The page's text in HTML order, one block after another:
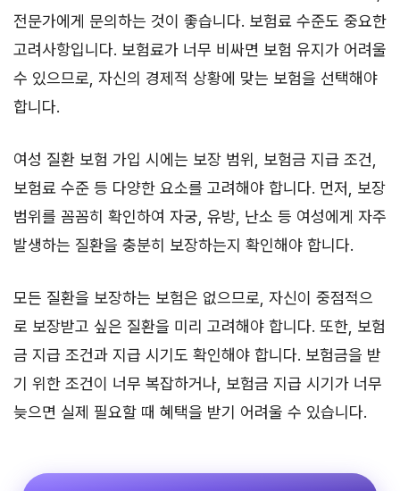
전문가에게 문의하는 것이 좋습니다. 보험료 수준도 중요한
고려사항입니다. 보험료가 너무 비싸면 보험 유지가 어려울
수 있으므로, 자신의 경제적 상황에 맞는 보험을 선택해야
합니다.
여성 질환 보험 가입 시에는 보장 범위, 보험금 지급 조건,
보험료 수준 등 다양한 요소를 고려해야 합니다. 먼저, 보장
범위를 꼼꼼히 확인하여 자궁, 유방, 난소 등 여성에게 자주
발생하는 질환을 충분히 보장하는지 확인해야 합니다.
모든 질환을 보장하는 보험은 없으므로, 자신이 중점적으
로 보장받고 싶은 질환을 미리 고려해야 합니다. 또한, 보험
금 지급 조건과 지급 시기도 확인해야 합니다. 보험금을 받
기 위한 조건이 너무 복잡하거나, 보험금 지급 시기가 너무
늦으면 실제 필요할 때 혜택을 받기 어려울 수 있습니다.